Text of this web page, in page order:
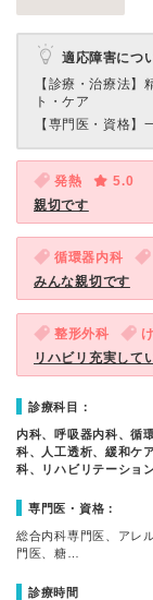
適応障害につ
【診療・治療法】
ト・ケア
【専門医・資格】
発熱
5.0
親切です
循環器内科
みんな親切です
整形外科
リハビリ充実して
診療科目：
内科、呼吸器内科、循
科、人工透析、緩和ケ
科、リハビリテーショ
専門医・資格：
総合内科専門医、アレ
門医、糖…
診療時間